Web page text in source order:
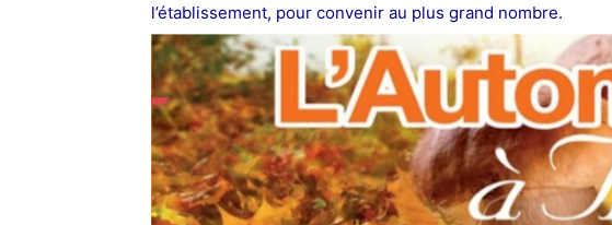
l’établissement, pour convenir au plus grand nombre.